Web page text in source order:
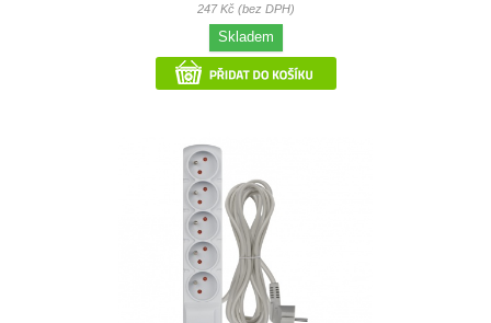
247 Kč (bez DPH)
Skladem